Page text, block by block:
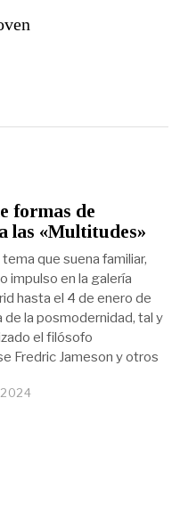
formas de
las «Multitudes»
que suena familiar,
impulso en la galería
hasta el 4 de enero de
de la posmodernidad, tal y
el filósofo
Fredric Jameson y otros